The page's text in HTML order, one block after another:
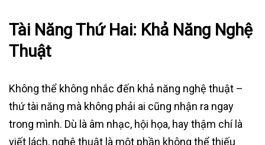
Tài Năng Thứ Hai: Khả Năng Nghệ
Thuật
Không thể không nhắc đến khả năng nghệ thuật –
thứ tài năng mà không phải ai cũng nhận ra ngay
trong mình. Dù là âm nhạc, hội họa, hay thậm chí là
viết lách, nghệ thuật là một phần không thể thiếu